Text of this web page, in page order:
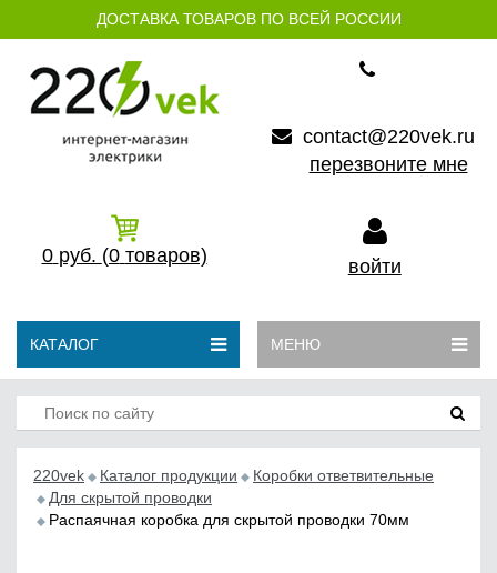
ДОСТАВКА ТОВАРОВ ПО ВСЕЙ РОССИИ
contact@220vek.ru
перезвоните мне
0 руб. (0 товаров) войти
КАТАЛОГ МЕНЮ
220vek Каталог продукции
Коробки ответвительные
Для скрытой проводки
Распаячная коробка для скрытой проводки 70мм